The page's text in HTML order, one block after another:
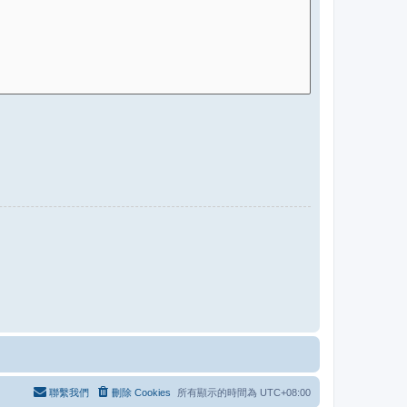
所有顯示的時間為 UTC+08:00
刪除 Cookies
聯繫我們